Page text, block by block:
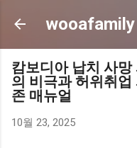
기본
wooafamily
캄보디아 납치 사망
의 비극과 허위취업
존 매뉴얼
10월 23, 2025